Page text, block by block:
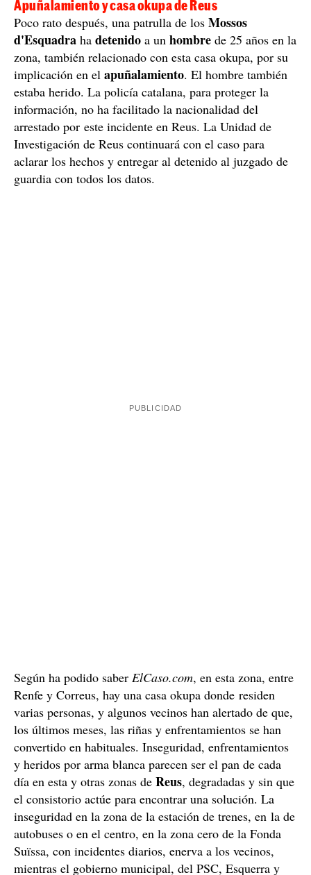
Apuñalamiento y casa okupa de Reus
Poco rato después, una patrulla de los Mossos
d'Esquadra ha detenido a un hombre de 25 años en la
zona, también relacionado con esta casa okupa, por su
implicación en el apuñalamiento. El hombre también
estaba herido. La policía catalana, para proteger la
información, no ha facilitado la nacionalidad del
arrestado por este incidente en Reus. La Unidad de
Investigación de Reus continuará con el caso para
aclarar los hechos y entregar al detenido al juzgado de
guardia con todos los datos.
Según ha podido saber ElCaso.com, en esta zona, entre
Renfe y Correus, hay una casa okupa donde residen
varias personas, y algunos vecinos han alertado de que,
los últimos meses, las riñas y enfrentamientos se han
convertido en habituales. Inseguridad, enfrentamientos
y heridos por arma blanca parecen ser el pan de cada
día en esta y otras zonas de Reus, degradadas y sin que
el consistorio actúe para encontrar una solución. La
inseguridad en la zona de la estación de trenes, en la de
autobuses o en el centro, en la zona cero de la Fonda
Suïssa, con incidentes diarios, enerva a los vecinos,
mientras el gobierno municipal, del PSC, Esquerra y